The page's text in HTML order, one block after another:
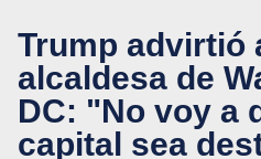
Trump advirtió
alcaldesa de
DC: "No voy a
capital sea